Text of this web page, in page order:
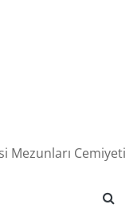
Mezunları Cemiyeti